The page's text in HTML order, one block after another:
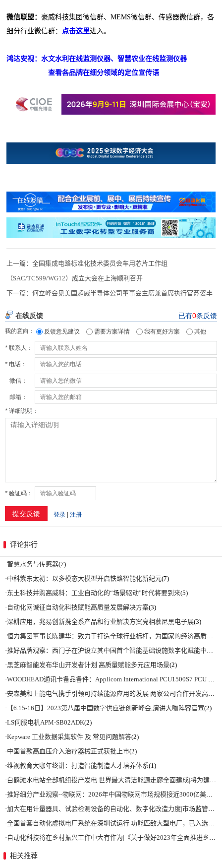
微信联盟： 豪威科技集团微信群、MEMS微信群、传感器微信群，各
细分行业微信群： 点击这里进入。
鸿达安视：水文水利在线监测仪器、智慧农业在线监测仪器
查看各品牌在细分领域的定位宣传语
上一篇：全国集成电路标准化技术委员会车用芯片工作组
（SAC/TC599/WG12）成立大会在上海顺利召开
下一篇：何立峰会见美国超威半导体公司董事会主席兼首席执行官苏姿丰
评论排行
·智慧水务与传感器(7)
·中科紫东太初：以多模态大模型开启铁路智能化新纪元(7)
·东土科技并购高威科：工业自动化的“场景驱动”时代将要到来(5)
· 自动化网诚征自动化科技赋能高质量发展解决方案(3)
·深耕应用，兆易创新携全系产品和行业解决方案亮相慕尼黑电子展(3)
·恒力集团董事长陈建华：致力于打造全球行业标杆，为国家的经济高质量发展贡献更大力量|上海电气集团党委书记、董事长吴磊来访
·推好品牌观察：西门子在沪设立其中国首个智能基础设施数字化赋能中心
·黑芝麻智能发布华山开发者计划 高质量赋能多元应用场景(2)
·WOODHEAD通讯卡备品备件：Applicom International PCU1500S7 PCU 1500 S7 V4.5.0
·安森美和上能电气携手引领可持续能源应用的发展 两家公司合作开发高性能储能和太阳能组串式逆变器方案 以实现可持续的未来
· 【6.15-16日】2023第八届中国数字供应链创新峰会,演讲大咖阵容官宣(2)
·LS伺服电机APM-SB02ADK(2)
·Kepware 工业数据采集软件 及 常见问题解答(2)
·中国首款高血压介入治疗器械正式获批上市(2)
·维视教育大咖年终讲：打造智能制造人才培养体系(1)
·白鹤滩水电站全部机组投产发电 世界最大清洁能源走廊全面建成|将为建设新型能源体系、保障国家能源安全、实现“双碳”目标提供有力支撑
·推好细分产业观察--物联网：2026年中国物联网市场规模接近3000亿美元 智慧工厂、智慧城市、智慧电网等将占60%以上
·加大在用计量器具、试验检测设备的自动化、数字化改造力度|市场监管总局 工业和信息化部 关于促进企业计量能力提升的指导意见
·全国首套自动化虚拟电厂系统在深圳试运行 功能匹敌大型电厂，已入选国际典型案例
· 自动化科技将在乡村振兴工作中大有作为|《关于做好2023年全面推进乡村振兴重点工作的意见》发布
相关推荐